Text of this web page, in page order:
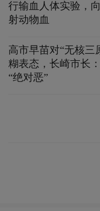
山东省护理学会
行输血人体实验，
射动物血
高市早苗对“无核三
糊表态，长崎市长
“绝对恶”